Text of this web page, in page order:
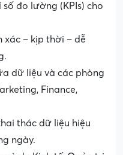
đo lường (KPIs) cho
– kịp thời – dễ
dữ liệu và các phòng
Finance,
thác dữ liệu hiệu
ngày.